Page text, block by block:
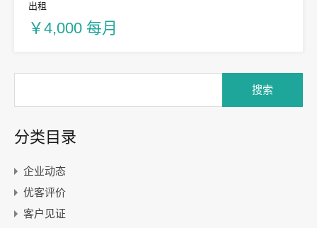
出租
￥4,000 每月
分类目录
企业动态
优客评价
客户见证